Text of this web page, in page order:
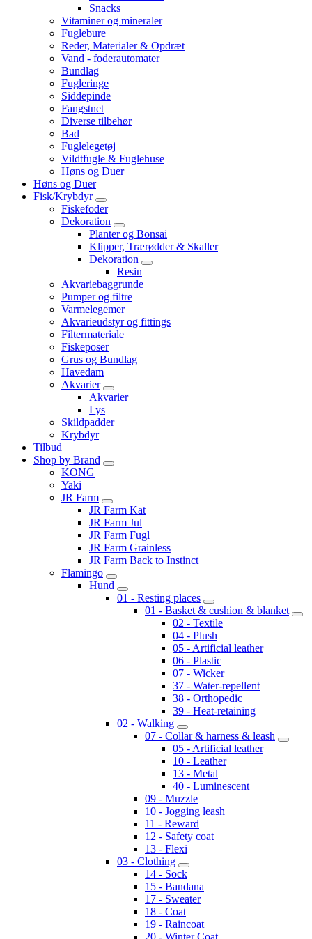
Snacks
Vitaminer og mineraler
Fuglebure
Reder, Materialer & Opdræt
Vand - foderautomater
Bundlag
Fugleringe
Siddepinde
Fangstnet
Diverse tilbehør
Bad
Fuglelegetøj
Vildtfugle & Fuglehuse
Høns og Duer
Høns og Duer
Fisk/Krybdyr
Fiskefoder
Dekoration
Planter og Bonsai
Klipper, Trærødder & Skaller
Dekoration
Resin
Akvariebaggrunde
Pumper og filtre
Varmelegemer
Akvarieudstyr og fittings
Filtermateriale
Fiskeposer
Grus og Bundlag
Havedam
Akvarier
Akvarier
Lys
Skildpadder
Krybdyr
Tilbud
Shop by Brand
KONG
Yaki
JR Farm
JR Farm Kat
JR Farm Jul
JR Farm Fugl
JR Farm Grainless
JR Farm Back to Instinct
Flamingo
Hund
01 - Resting places
01 - Basket & cushion & blanket
02 - Textile
04 - Plush
05 - Artificial leather
06 - Plastic
07 - Wicker
37 - Water-repellent
38 - Orthopedic
39 - Heat-retaining
02 - Walking
07 - Collar & harness & leash
05 - Artificial leather
10 - Leather
13 - Metal
40 - Luminescent
09 - Muzzle
10 - Jogging leash
11 - Reward
12 - Safety coat
13 - Flexi
03 - Clothing
14 - Sock
15 - Bandana
17 - Sweater
18 - Coat
19 - Raincoat
20 - Winter Coat